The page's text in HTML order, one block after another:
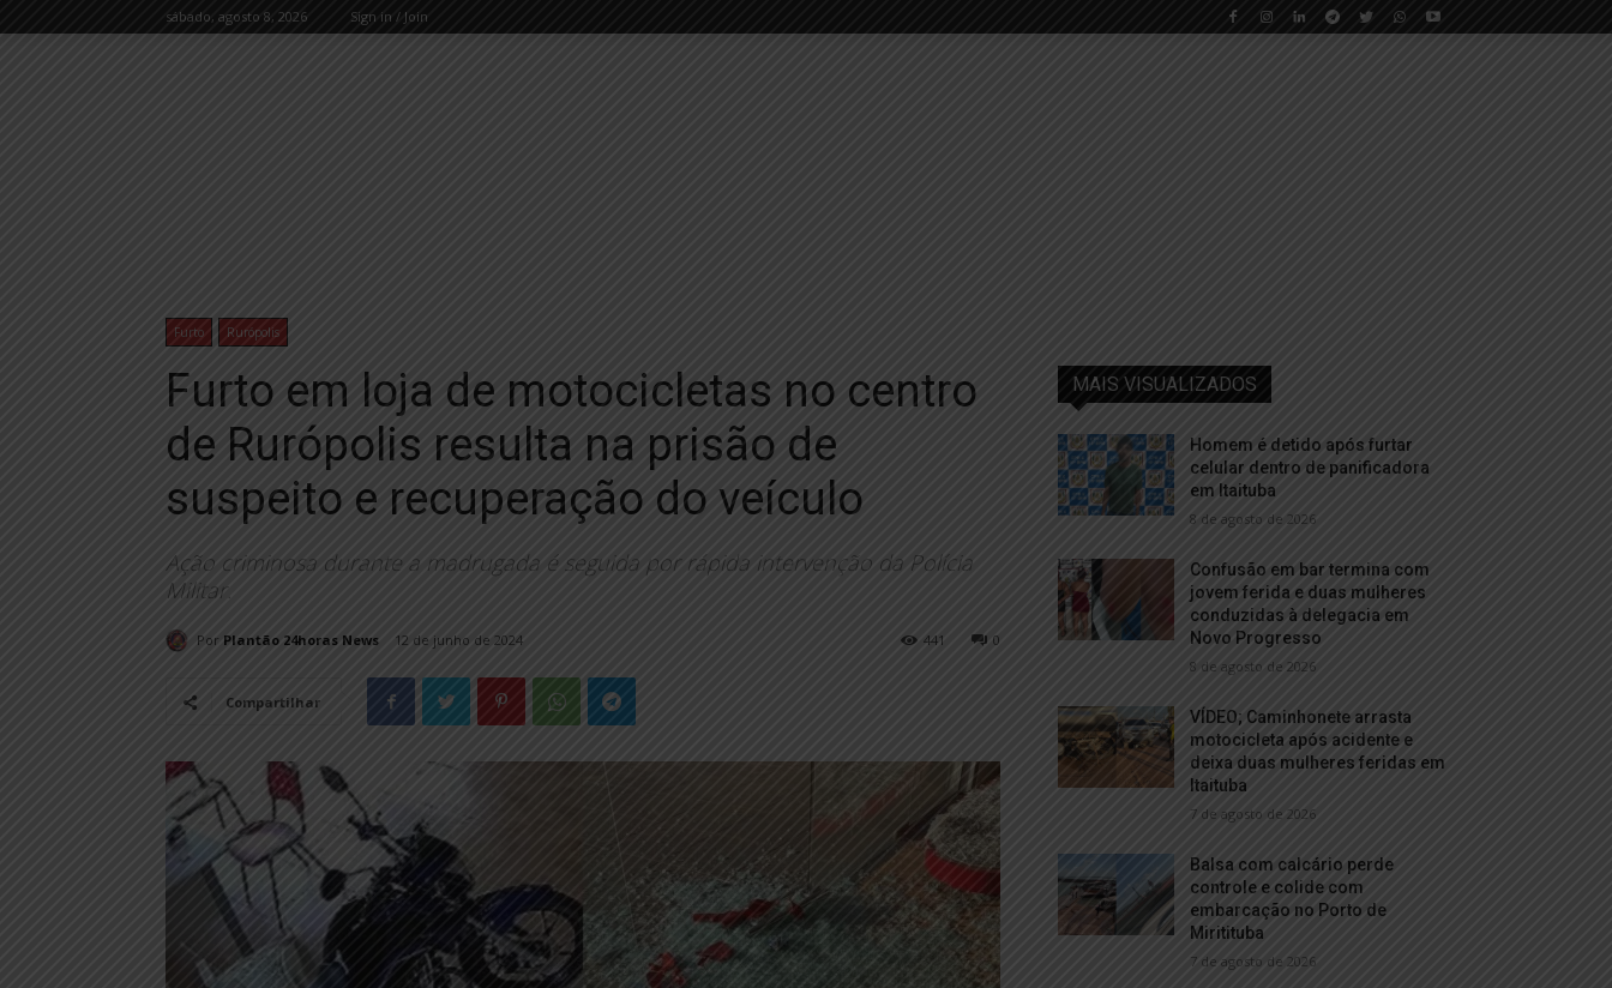
sábado, agosto 8, 2026 Sign in / Join
Furto Rurópolis
Furto em loja de motocicletas no centro
de Rurópolis resulta na prisão de
suspeito e recuperação do veículo
Ação criminosa durante a madrugada é seguida por rápida intervenção da Polícia
Militar.
Por Plantão 24horas News 12 de junho de 2024 0
441
Compartilhar
MAIS VISUALIZADOS
Homem é detido após furtar
celular dentro de panificadora
em Itaituba
8 de agosto de 2026
Confusão em bar termina com
jovem ferida e duas mulheres
conduzidas à delegacia em
Novo Progresso
8 de agosto de 2026
VÍDEO; Caminhonete arrasta
motocicleta após acidente e
deixa duas mulheres feridas em
Itaituba
7 de agosto de 2026
Balsa com calcário perde
controle e colide com
embarcação no Porto de
Miritituba
7 de agosto de 2026